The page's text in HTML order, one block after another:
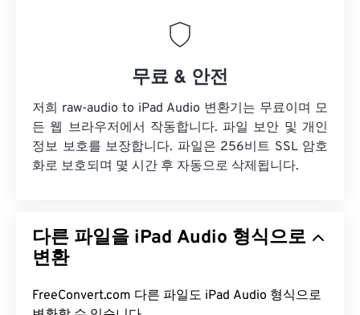
무료 & 안전
저희 raw-audio to iPad Audio 변환기는 무료이며 모
든 웹 브라우저에서 작동합니다. 파일 보안 및 개인
정보 보호를 보장합니다. 파일은 256비트 SSL 암호
화로 보호되며 몇 시간 후 자동으로 삭제됩니다.
다른 파일을 iPad Audio 형식으로
변환
FreeConvert.com 다른 파일도 iPad Audio 형식으로